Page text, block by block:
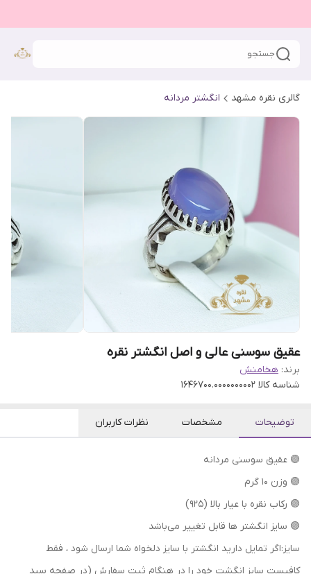
جستجو
گالری نقره مشهد انگشتر مردانه
عقیق سوسنی عالی و اصل انگشتر نقره
برند: هخامنش
شناسه کالا 1646700.0000000002
توضیحات مشخصات نظرات کاربران
🟣 عقیق سوسنی مردانه
🟣 وزن 10 گرم
🟣 رکاب نقره با عیار بالا (۹۲۵)
🟣 سایز انگشتر ها قابل تغییر می‌باشد
سایز:اگر تمایل دارید انگشتر با سایز دلخواه شما ارسال شود ، فقط
کافیست سایز انگشت خود را در هنگام ثبت سفارش (در صفحه سبد